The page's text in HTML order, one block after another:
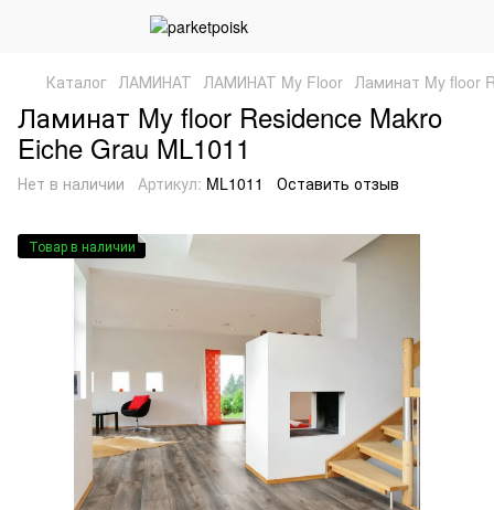
Каталог ЛАМИНАТ ЛАМИНАТ My Floor Ламинат My floor
Ламинат My floor Residence Makro
Eiche Grau ML1011
Нет в наличии Артикул: ML1011 Оставить отзыв
Товар в наличии